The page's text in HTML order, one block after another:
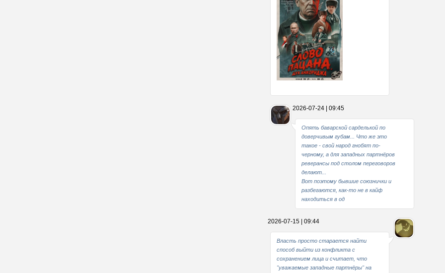
В свое время
2026-07-24 | 09:45
Опять баварской сарделькой по
доверчивым губам... Что же это
такое - свой народ гнобят по-
черному, а для западных партнёров
реверансы под столом переговоров
делают...
Вот поэтому бывшие союзнички и
разбегаются, как-то не в кайф
находиться в од
2026-07-15 | 09:44
Власть просто старается найти
способ выйти из конфликта с
сохранением лица и считает, что
"уважаемые западные партнёры" на